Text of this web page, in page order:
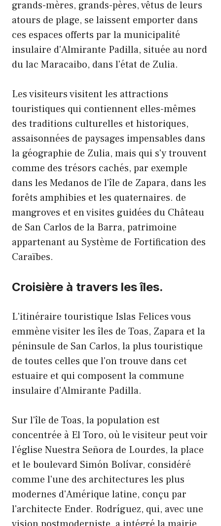
grands-mères, grands-pères, vêtus de leurs
atours de plage, se laissent emporter dans
ces espaces offerts par la municipalité
insulaire d'Almirante Padilla, située au nord
du lac Maracaibo, dans l'état de Zulia.
Les visiteurs visitent les attractions
touristiques qui contiennent elles-mêmes
des traditions culturelles et historiques,
assaisonnées de paysages impensables dans
la géographie de Zulia, mais qui s'y trouvent
comme des trésors cachés, par exemple
dans les Medanos de l'île de Zapara, dans les
forêts amphibies et les quaternaires. de
mangroves et en visites guidées du Château
de San Carlos de la Barra, patrimoine
appartenant au Système de Fortification des
Caraïbes.
Croisière à travers les îles.
L'itinéraire touristique Islas Felices vous
emmène visiter les îles de Toas, Zapara et la
péninsule de San Carlos, la plus touristique
de toutes celles que l'on trouve dans cet
estuaire et qui composent la commune
insulaire d'Almirante Padilla.
Sur l'île de Toas, la population est
concentrée à El Toro, où le visiteur peut voir
l'église Nuestra Señora de Lourdes, la place
et le boulevard Simón Bolívar, considéré
comme l'une des architectures les plus
modernes d'Amérique latine, conçu par
l'architecte Ender. Rodríguez, qui, avec une